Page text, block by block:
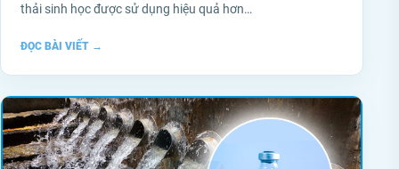
thải sinh học được sử dụng hiệu quả hơn…
ĐỌC BÀI VIẾT →